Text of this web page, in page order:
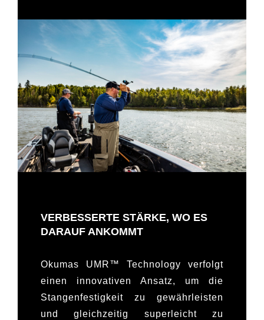
VERBESSERTE STÄRKE, WO ES
DARAUF ANKOMMT
Okumas UMR™ Technology verfolgt
einen innovativen Ansatz, um die
Stangenfestigkeit zu gewährleisten
und gleichzeitig superleicht zu